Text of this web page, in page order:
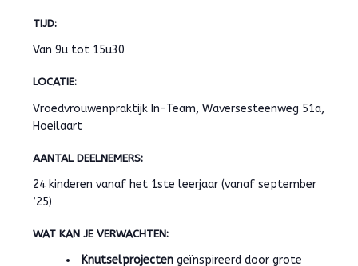
TIJD:
Van 9u tot 15u30
LOCATIE:
Vroedvrouwenpraktijk In-Team, Waversesteenweg 51a,
Hoeilaart
AANTAL DEELNEMERS:
24 kinderen vanaf het 1ste leerjaar (vanaf september
’25)
WAT KAN JE VERWACHTEN:
Knutselprojecten geïnspireerd door grote